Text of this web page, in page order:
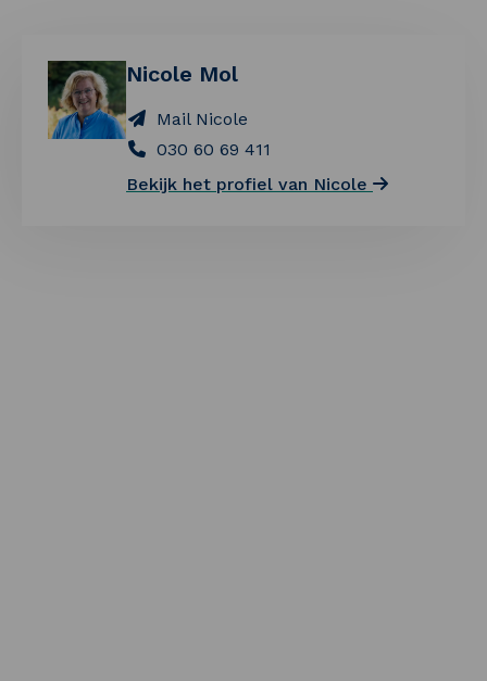
Nicole Mol
Mail Nicole
030 60 69 411
Bekijk het profiel van Nicole